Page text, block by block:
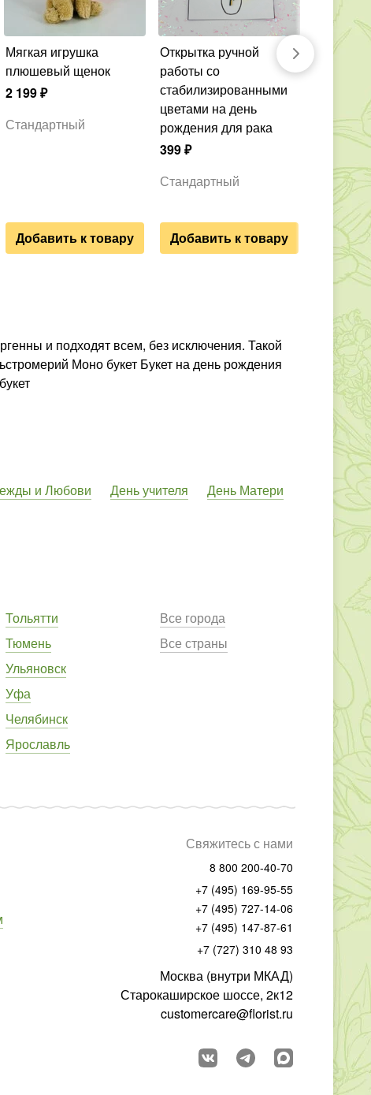
Мягкая игрушка
плюшевый щенок
2 199₽
Стандартный
Добавить к товару
Открытка ручной
работы со
стабилизированными
цветами на день
рождения для рака
399₽
Стандартный
Добавить к товару
Символ
1 199 ₽
и подходят всем, без исключения. Такой
Моно букет Букет на день рождения
и Любови День учителя
День Матери
Тольятти
Тюмень
Ульяновск
Уфа
Челябинск
Ярославль
Все города
Все страны
Свяжитесь с нами
8 800 200-40-70
+7 (495) 169-95-55
+7 (495) 727-14-06
+7 (495) 147-87-61
+7 (727) 310 48 93
Москва (внутри МКАД)
Старокаширское шоссе, 2к12
customercare@florist.ru